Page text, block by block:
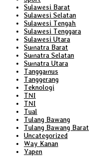
Sulawesi Barat
Sulawesi Selatan
Sulawesi Tengah
Sulawesi Tenggara
Sulawesi Utara
Sumatra Barat
Sumatra Selatan
Sumatra Utara
Tanggamus
Tanggerang
Teknologi
TNI
TNI
Tual
Tulang Bawang
Tulang Bawang Barat
Uncategorized
Way Kanan
Yapen